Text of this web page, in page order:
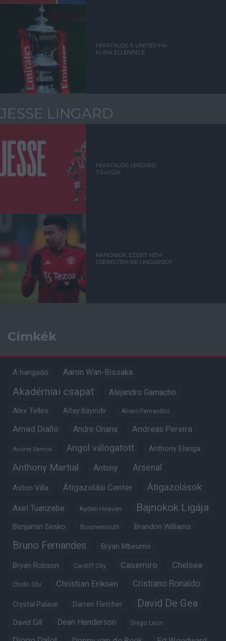
HIVATALOS A UNITED FA-
KUPA ELLENFELE
JESSE LINGARD
HIVATALOS: LINGARD
TÁVOZIK
RANGNICK: EZÉRT NEM
CSERÉLTEM BE LINGARDOT
Címkék
A hangadó Aaron Wan-Bissaka
Akadémiai csapat Alejandro Garnacho
Alex Telles Altay Bayindir Alvaro Fernandez
Amad Diallo Andre Onana Andreas Pereira
Andrey Santos Angol válogatott Anthony Elanga
Anthony Martial Antony Arsenal
Aston Villa Átigazolási Center Átigazolások
Axel Tuanzebe Ayden Heaven Bajnokok Ligája
Benjamin Sesko Bournemouth Brandon Williams
Bruno Fernandes Bryan Mbeumo
Bryan Robson Cardiff City Casemiro Chelsea
Chido Obi Christian Eriksen Cristiano Ronaldo
Crystal Palace Darren Fletcher David De Gea
David Gill Dean Henderson Diego Leon